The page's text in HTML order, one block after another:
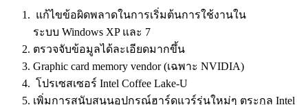
แก้ไขข้อผิดพลาดในการเริ่มต้นการใช้งานใน
ระบบ Windows XP และ 7
ตรวจจับข้อมูลได้ละเอียดมากขึ้น
Graphic card memory vendor (เฉพาะ NVIDIA)
โปรเซสเซอร์ Intel Coffee Lake-U
เพิ่มการสนับสนุนอุปกรณ์ฮาร์ดแวร์รุ่นใหม่ๆ ตระกูล Intel